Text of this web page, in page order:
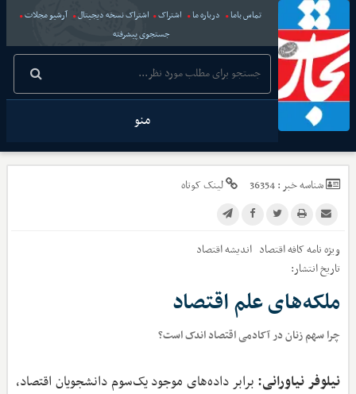
تماس باما درباره ما اشتراک اشتراک نسخه دیجیتال
آرشیو مجلات
جستجوی پیشرفته
منو
شناسه خبر :36354 لینک کوتاه
ویژه نامه کافه اقتصاد اندیشه اقتصاد
تاریخ انتشار:
ملکه‌های علم اقتصاد
چرا سهم زنان در آکادمی اقتصاد اندک است؟
نیلوفر نیاورانی: برابر داده‌های موجود یک‌سوم دانشجویان اقتصاد،